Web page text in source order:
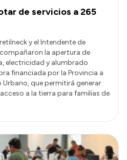
de servicios a 265
y el Intendente de
la apertura de
electricidad y alumbrado
financiada por la Provincia a
que permitirá generar
a la tierra para familias de